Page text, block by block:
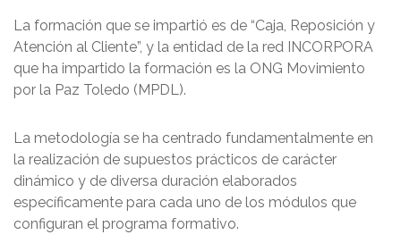
La formación que se impartió es de “Caja, Reposición y
Atención al Cliente”, y la entidad de la red INCORPORA
que ha impartido la formación es la ONG Movimiento
por la Paz Toledo (MPDL).
La metodología se ha centrado fundamentalmente en
la realización de supuestos prácticos de carácter
dinámico y de diversa duración elaborados
específicamente para cada uno de los módulos que
configuran el programa formativo.